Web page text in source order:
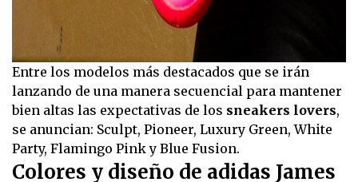
Entre los modelos más destacados que se irán
lanzando de una manera secuencial para mantener
bien altas las expectativas de los sneakers lovers,
se anuncian: Sculpt, Pioneer, Luxury Green, White
Party, Flamingo Pink y Blue Fusion.
Colores y diseño de adidas James